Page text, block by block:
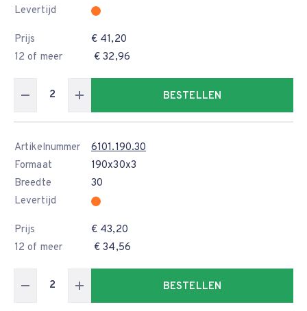
Levertijd
Prijs
€ 41,20
12 of meer
€ 32,96
BESTELLEN
Artikelnummer
6101.190.30
Formaat
190x30x3
Breedte
30
Levertijd
Prijs
€ 43,20
12 of meer
€ 34,56
BESTELLEN